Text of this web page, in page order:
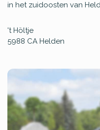
in het zuidoosten van
't Höltje
5988 CA Helden